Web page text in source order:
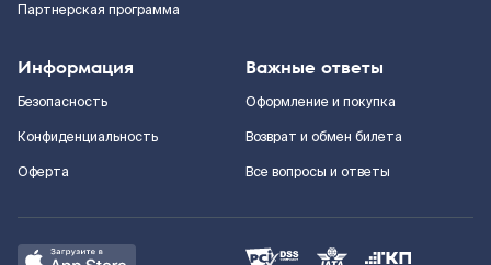
Партнерская программа
Информация
Безопасность
Конфиденциальность
Оферта
Важные ответы
Оформление и покупка
Возврат и обмен билета
Все вопросы и ответы